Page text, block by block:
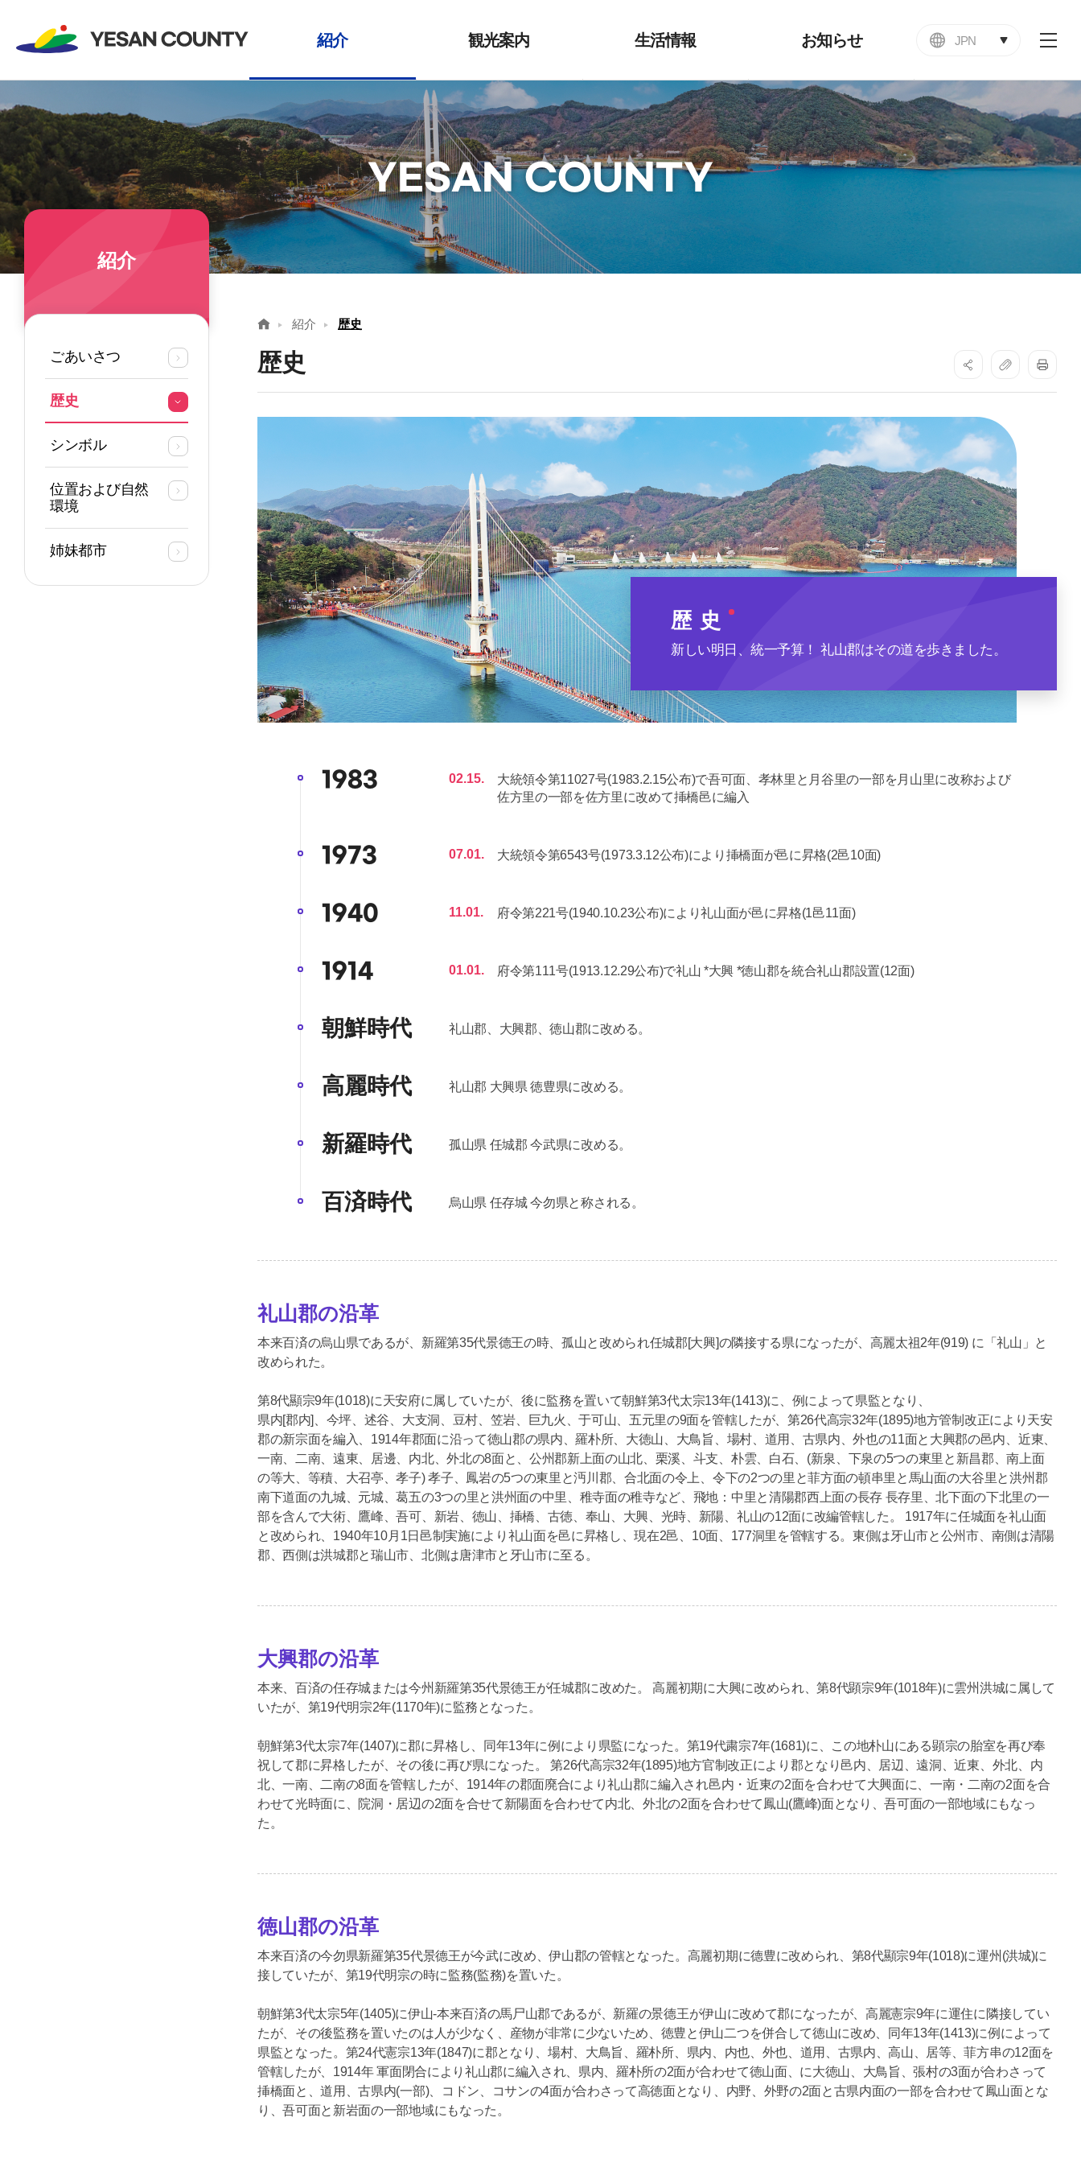
JPN
체
紹介
ごあいさつ
歴史
シンボル
位置および自然
環境
姉妹都市
観光案内
礼山10景
祭り/イベント
歴史/寺院
観光案内所情報
交通情報
公共施設
生活情報
転入支援
請願書式の外国
語解釈本
在留地変更申告
女性結婚移民者
家族支援
結婚助成金(祝儀)
タープログラム
外国人総合案内
Hi Korea
お知らせ
お知らせ
YESAN COUNTY
紹介
ごあいさつ
歴史
シンボル
位置および自然
環境
姉妹都市
紹介 歴史
歴史
歴史
新しい明日、統一予算！ 礼山郡はその道を歩きました。
1983 02.15.
大統領令第11027号(1983.2.15公布)で吾可面、孝林里と月谷里の一部を月山里に改称および
佐方里の一部を佐方里に改めて挿橋邑に編入
1973 07.01. 大統領令第6543号(1973.3.12公布)により挿橋面が邑に昇格(2邑10面)
1940 11.01. 府令第221号(1940.10.23公布)により礼山面が邑に昇格(1邑11面)
1914 01.01. 府令第111号(1913.12.29公布)で礼山 *大興 *徳山郡を統合礼山郡設置(12面)
朝鮮時代 礼山郡、大興郡、徳山郡に改める。
高麗時代 礼山郡 大興県 徳豊県に改める。
新羅時代 孤山県 任城郡 今武県に改める。
百済時代 烏山県 任存城 今勿県と称される。
礼山郡の沿革
本来百済の烏山県であるが、新羅第35代景德王の時、孤山と改められ任城郡[大興]の隣接する県になったが、高麗太祖2年(919) に「礼山」と
改められた。
第8代顯宗9年(1018)に天安府に属していたが、後に監務を置いて朝鮮第3代太宗13年(1413)に、例によって県監となり、
県内[郡内]、今坪、述谷、大支洞、豆村、笠岩、巨九火、于可山、五元里の9面を管轄したが、第26代高宗32年(1895)地方管制改正により天安
郡の新宗面を編入、1914年郡面に沿って徳山郡の県内、羅朴所、大徳山、大鳥旨、場村、道用、古県内、外也の11面と大興郡の邑内、近東、
一南、二南、遠東、居邊、内北、外北の8面と、公州郡新上面の山北、栗溪、斗支、朴雲、白石、(新泉、下泉の5つの東里と新昌郡、南上面
の等大、等積、大召亭、孝子) 孝子、鳳岩の5つの東里と沔川郡、合北面の令上、令下の2つの里と菲方面の頓串里と馬山面の大谷里と洪州郡
南下道面の九城、元城、葛五の3つの里と洪州面の中里、稚寺面の稚寺など、飛地：中里と清陽郡西上面の長存 長存里、北下面の下北里の一
部を含んで大術、鷹峰、吾可、新岩、徳山、挿橋、古徳、奉山、大興、光時、新陽、礼山の12面に改編管轄した。 1917年に任城面を礼山面
と改められ、1940年10月1日邑制実施により礼山面を邑に昇格し、現在2邑、10面、177洞里を管轄する。東側は牙山市と公州市、南側は清陽
郡、西側は洪城郡と瑞山市、北側は唐津市と牙山市に至る。
大興郡の沿革
本来、百済の任存城または今州新羅第35代景徳王が任城郡に改めた。 高麗初期に大興に改められ、第8代顕宗9年(1018年)に雲州洪城に属して
いたが、第19代明宗2年(1170年)に監務となった。
朝鮮第3代太宗7年(1407)に郡に昇格し、同年13年に例により県監になった。第19代粛宗7年(1681)に、この地朴山にある顕宗の胎室を再び奉
祝して郡に昇格したが、その後に再び県になった。 第26代高宗32年(1895)地方官制改正により郡となり邑内、居辺、遠洞、近東、外北、内
北、一南、二南の8面を管轄したが、1914年の郡面廃合により礼山郡に編入され邑内・近東の2面を合わせて大興面に、一南・二南の2面を合
わせて光時面に、院洞・居辺の2面を合せて新陽面を合わせて内北、外北の2面を合わせて鳳山(鷹峰)面となり、吾可面の一部地域にもなっ
た。
徳山郡の沿革
本来百済の今勿県新羅第35代景德王が今武に改め、伊山郡の管轄となった。高麗初期に德豊に改められ、第8代顯宗9年(1018)に運州(洪城)に
接していたが、第19代明宗の時に監務(監務)を置いた。
朝鮮第3代太宗5年(1405)に伊山-本来百済の馬尸山郡であるが、新羅の景德王が伊山に改めて郡になったが、高麗憲宗9年に運住に隣接してい
たが、その後監務を置いたのは人が少なく、産物が非常に少ないため、徳豊と伊山二つを併合して徳山に改め、同年13年(1413)に例によって
県監となった。第24代憲宗13年(1847)に郡となり、場村、大鳥旨、羅朴所、県内、内也、外也、道用、古県内、高山、居等、菲方串の12面を
管轄したが、1914年 軍面閉合により礼山郡に編入され、県内、羅朴所の2面が合わせて徳山面、に大徳山、大鳥旨、張村の3面が合わさって
挿橋面と、道用、古県内(一部)、コドン、コサンの4面が合わさって高徳面となり、内野、外野の2面と古県内面の一部を合わせて鳳山面とな
り、吾可面と新岩面の一部地域にもなった。